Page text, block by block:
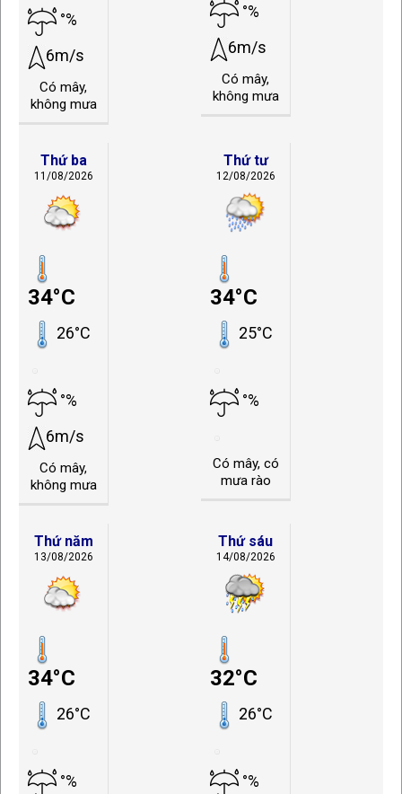
°%
6m/s
Có mây,
không mưa
°%
6m/s
Có mây,
không mưa
Thứ ba
11/08/2026
34°C
26°C
°%
6m/s
Có mây,
không mưa
Thứ tư
12/08/2026
34°C
25°C
°%
Có mây, có
mưa rào
Thứ năm
13/08/2026
34°C
26°C
°%
Thứ sáu
14/08/2026
32°C
26°C
°%